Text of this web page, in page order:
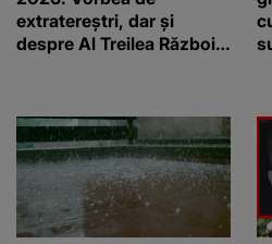
extratereștri, dar și
despre Al Treilea Război